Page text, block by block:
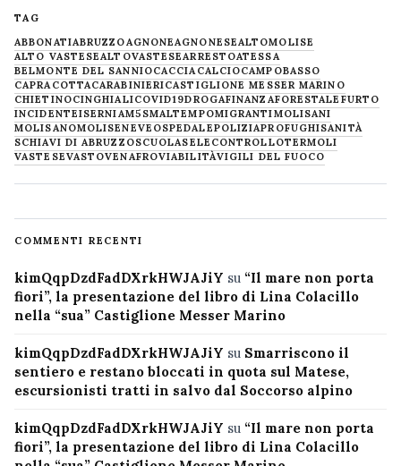
TAG
ABBONATIABRUZZOAGNONEAGNONESEALTOMOLISE
ALTO VASTESEALTOVASTESEARRESTOATESSA
BELMONTE DEL SANNIOCACCIA CALCIOCAMPOBASSO
CAPRACOTTACARABINIERICASTIGLIONE MESSER MARINO
CHIETINOCINGHIALICOVID19DROGAFINANZAFORESTALE FURTO
INCIDENTEISERNIAM5SMALTEMPOMIGRANTIMOLISANI
MOLISANOMOLISENEVE OSPEDALEPOLIZIAPROFUGHISANITÀ
SCHIAVI DI ABRUZZOSCUOLASELECONTROLLOTERMOLI
VASTESEVASTOVENAFROVIABILITÀVIGILI DEL FUOCO
COMMENTI RECENTI
kimQqpDzdFadDXrkHWJAJiY su “Il mare non porta
fiori”, la presentazione del libro di Lina Colacillo
nella “sua” Castiglione Messer Marino
kimQqpDzdFadDXrkHWJAJiY su Smarriscono il
sentiero e restano bloccati in quota sul Matese,
escursionisti tratti in salvo dal Soccorso alpino
kimQqpDzdFadDXrkHWJAJiY su “Il mare non porta
fiori”, la presentazione del libro di Lina Colacillo